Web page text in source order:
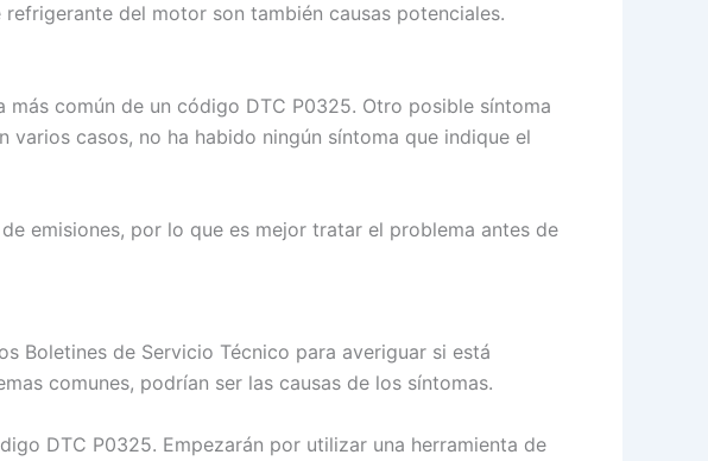
del motor son también causas potenciales.
común de un código DTC P0325. Otro posible síntoma
casos, no ha habido ningún síntoma que indique el
emisiones, por lo que es mejor tratar el problema antes de
Boletines de Servicio Técnico para averiguar si está
comunes, podrían ser las causas de los síntomas.
DTC P0325. Empezarán por utilizar una herramienta de